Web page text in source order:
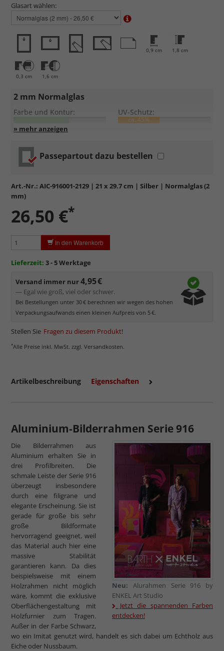
Glasart wählen:
0,9 cm 1,8 cm
0,3 cm 1,6 cm
2 mm Normalglas
Farbe und Kontur: UV-Schutz:
ca. 45%
Entspiegelung:
Standardglasin hochwertiger Floatglas-Qualität.
Formstabil, preiswert, witterungs- und hitzebeständig
Reflektierende Oberfläche
, die als störend empfunden
Minimaler UV-Schutz von ca. 45%
Schutz des Bildes.
Normalglas hat eine leichte Grünfärbung
Bereich der Weißtöne zu einem dezenten Grünschimmer
kommt. Für Bilder mit hellen Farben empfehlen wir Kunst- oder
Passepartout dazu bestellen
Art.-Nr.: AIC-916001-2129 | 21 x 29.7 cm | Silber | Normalglas (2
mm)
26,50 €*
In den Warenkorb
Lieferzeit: 3 - 5 Werktage
Versand immer nur4,95 €
— Egal wie groß, viel oder schwer.
Bei Bestellungen unter 30 € berechnen wir wegen des hohen
Verpackungsaufwands einen kleinen Aufpreis von 5 €.
Stellen Sie Fragen zu diesem Produkt!
*Alle Preise inkl. MwSt. zzgl. Versandkosten.
Artikelbeschreibung Eigenschaften
Aluminium-Bilderrahmen Serie 916
Neu: Alurahmen Serie 916 by
ENKEL Art Studio
Jetzt die spannenden Farben
entdecken!
Die Bilderrahmen aus
Aluminium erhalten Sie in
drei Profilbreiten. Die
schmale Leiste der Serie 916
überzeugt insbesondere
durch eine filigrane und
elegante Erscheinung. Sie ist
gerade für große bis sehr
große Bildformate
hervorragend geeignet, weil
das Material auch hier eine
massive Stabilität
garantieren kann. Da dies
beispielsweise mit einem
Holzrahmen nicht möglich
wäre, kommt die exklusive
Oberflächengestaltung mit
Holzfurnier zum Tragen.
Außer in der Farbe Schwarz,
wo ein Imitat genutzt wird, handelt es sich dabei um Echtholz aus
Eiche oder Nussbaum.